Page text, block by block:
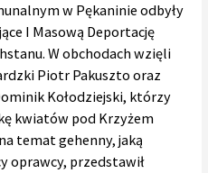
w Pękaninie odbyły
I Masową Deportację
W obchodach wzięli
Piotr Pakuszto oraz
Kołodziejski, którzy
kwiatów pod Krzyżem
temat gehenny, jaką
oprawcy, przedstawił